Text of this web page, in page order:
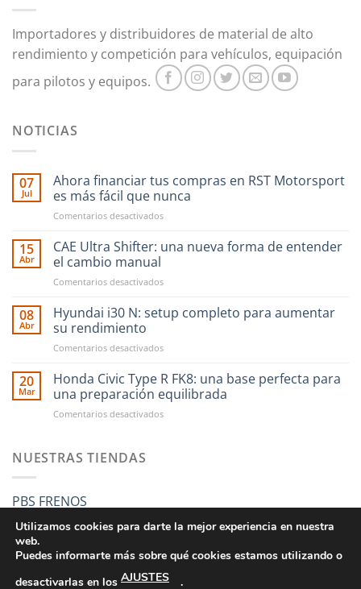
Importadores y distribuidores de material de alto
rendimiento y competición para vehículos, equipación
para pilotos y equipos.
NOTICIAS
07
Jul
Ahora financiar tus compras en RST Motorsport
es más fácil que nunca
Comentarios desactivadosen
financiar
en
Motorsport
fácil
nunca
15
Abr
CAE Ultra Shifter: una nueva forma de entender
el cambio manual
Comentarios desactivadosen
Ultra
Shifter:
nueva
de
entender
cambio
08
Abr
Hyundai i30 N: setup completo para aumentar
su rendimiento
Comentarios desactivadosen
i30
setup
completo
20
Mar
Honda Civic Type R FK8: una base perfecta para
una preparación equilibrada
Comentarios desactivadosen
base
perfecta
preparación
equilibrada
NUESTRAS TIENDAS
PBS FRENOS
Utilizamos cookies para darte la mejor experiencia en nuestra
web.
Puedes informarte más sobre qué cookies estamos utilizando o
desactivarlas en los AJUSTES .